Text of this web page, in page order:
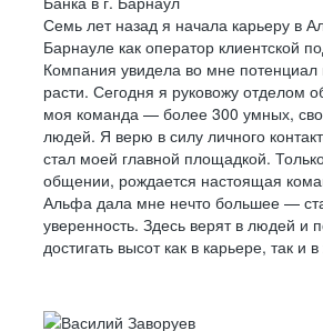
Семь лет назад я начала карьеру в
Барнауле как оператор клиентской
Компания увидела во мне
расти. Сегодня я руковожу отделом
моя команда — более 300 умных,
людей. Я верю в силу личного
стал моей главной площадкой.
общении, рождается настоящая
Альфа дала мне нечто большее —
уверенность. Здесь верят в людей и
достигать высот как в карьере, так и